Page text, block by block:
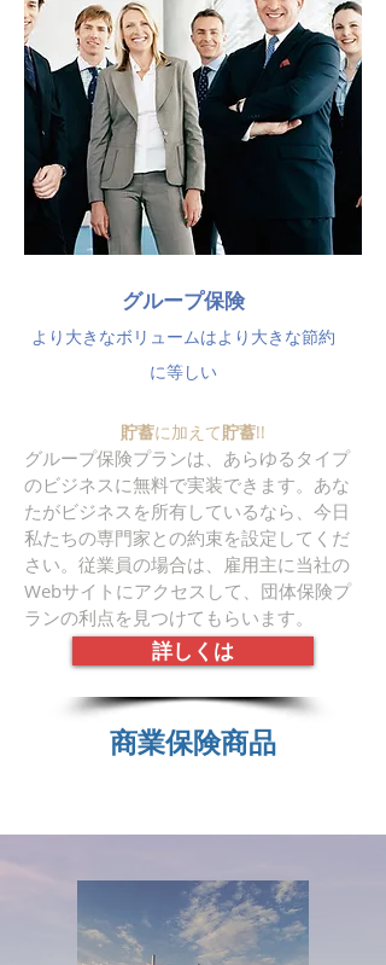
グループ保険
より大きなボリュームはより大きな節約
に等しい
貯蓄に加えて貯蓄!!
グループ保険プランは、あらゆるタイプ
のビジネスに無料で実装できます。あな
たがビジネスを所有しているなら、今日
私たちの専門家との約束を設定してくだ
さい。従業員の場合は、雇用主に当社の
Webサイトにアクセスして、団体保険プ
ランの利点を見つけてもらいます。
詳しくは
商業保険商品